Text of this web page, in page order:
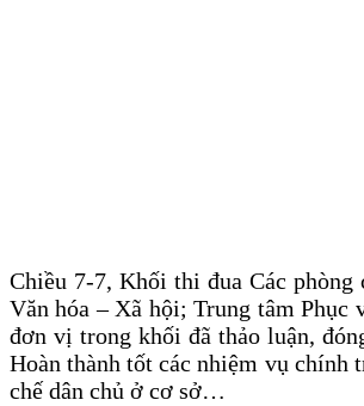
Chiều 7-7, Khối thi đua Các
Văn hóa – Xã hội; Trung tâm Phục
đơn vị trong khối đã thảo luận,
Hoàn thành tốt các nhiệm vụ chính
chế dân chủ ở cơ sở…